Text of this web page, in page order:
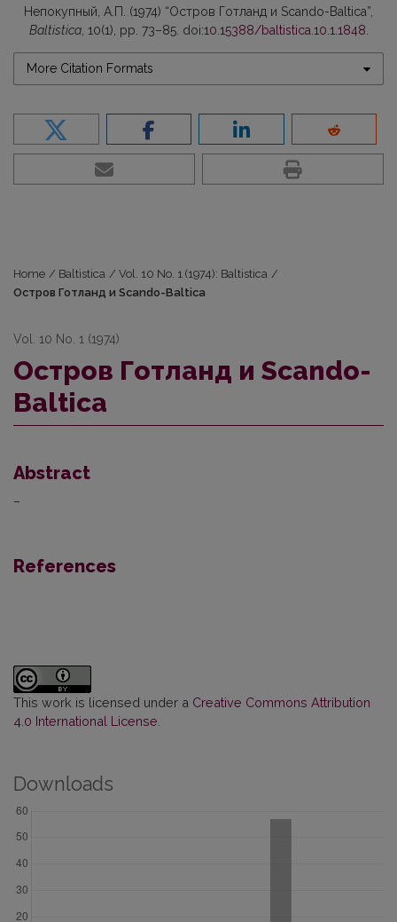
Непокупный, А.П. (1974) “Остров Готланд и Scando-Baltica”,
Baltistica, 10(1), pp. 73–85. doi:10.15388/baltistica.10.1.1848
More Citation Formats
Home / Baltistica / Vol. 10 No. 1 (1974): Baltistica /
Остров Готланд и Scando-Baltica
Vol. 10 No. 1 (1974)
Остров Готланд и Scando-
Baltica
Abstract
–
References
This work is licensed under a Creative Commons Attribution
4.0 International License
Downloads